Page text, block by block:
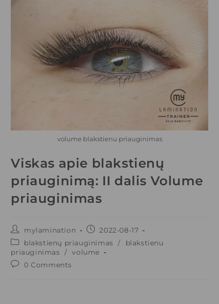
volume blakstienu priauginimas
Viskas apie blakstienų
priauginimą: II dalis Volume
priauginimas
mylamination
2022-08-17
blakstienų priauginimas /
blakstienu
priauginimas / volume
0 Comments